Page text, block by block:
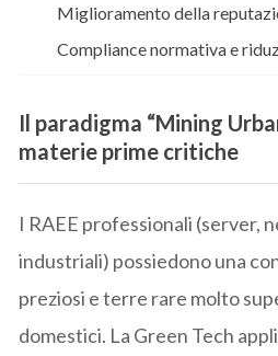
Miglioramento della
Compliance normativa e
Il paradigma “Mining
materie prime critiche
I RAEE professionali (server,
industriali) possiedono una
preziosi e terre rare molto
domestici. La Green Tech